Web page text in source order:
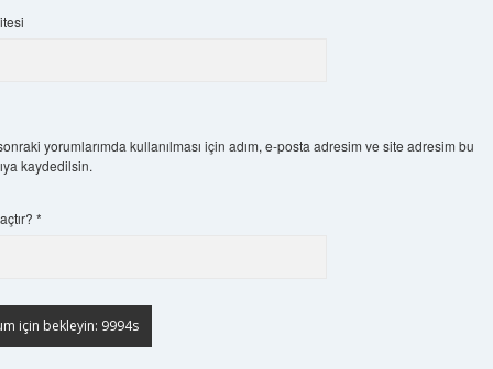
yorumlarımda kullanılması için adım, e-posta adresim ve site adresim bu
kaydedilsin.
*